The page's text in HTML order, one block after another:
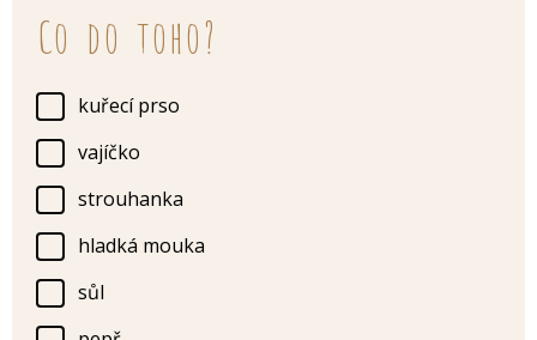
Co do toho?
kuřecí prso
vajíčko
strouhanka
hladká mouka
sůl